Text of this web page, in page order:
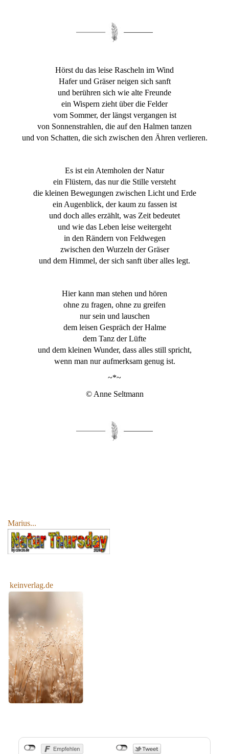
Hörst du das leise Rascheln im Wind
Hafer und Gräser neigen sich sanft
und berühren sich wie alte Freunde
ein Wispern zieht über die Felder
vom Sommer, der längst vergangen ist
von Sonnenstrahlen, die auf den Halmen tanzen
und von Schatten, die sich zwischen den Ähren verlieren.
Es ist ein Atemholen der Natur
ein Flüstern, das nur die Stille versteht
die kleinen Bewegungen zwischen Licht und Erde
ein Augenblick, der kaum zu fassen ist
und doch alles erzählt, was Zeit bedeutet
und wie das Leben leise weitergeht
in den Rändern von Feldwegen
zwischen den Wurzeln der Gräser
und dem Himmel, der sich sanft über alles legt.
Hier kann man stehen und hören
ohne zu fragen, ohne zu greifen
nur sein und lauschen
dem leisen Gespräch der Halme
dem Tanz der Lüfte
und dem kleinen Wunder, dass alles still spricht,
wenn man nur aufmerksam genug ist.
~*~
© Anne Seltmann
Marius...
keinverlag.de